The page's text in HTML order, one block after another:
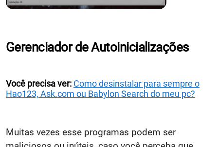
Gerenciador de Autoinicializações
Você precisa ver: Como desinstalar para sempre o
Hao123, Ask.com ou Babylon Search do meu pc?
Muitas vezes esse programas podem ser